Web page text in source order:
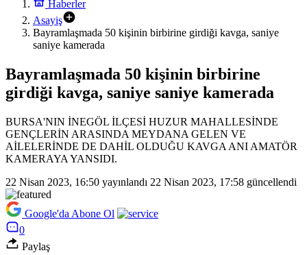
Haberler
Asayiş
Bayramlaşmada 50 kişinin birbirine girdiği kavga, saniye
saniye kamerada
Bayramlaşmada 50 kişinin birbirine
girdiği kavga, saniye saniye kamerada
BURSA'NIN İNEGÖL İLÇESİ HUZUR MAHALLESİNDE
GENÇLERİN ARASINDA MEYDANA GELEN VE
AİLELERİNDE DE DAHİL OLDUĞU KAVGA ANI AMATÖR
KAMERAYA YANSIDI.
22 Nisan 2023, 16:50 yayınlandı 22 Nisan 2023, 17:58 güncellendi
Google'da Abone Ol
0
Paylaş